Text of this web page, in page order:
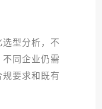
型分析，不
同企业仍需
要求和既有